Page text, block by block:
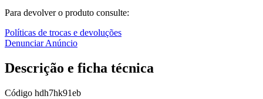
Para devolver o produto consulte:
Políticas de trocas e devoluções
Denunciar Anúncio
Descrição e ficha técnica
Código hdh7hk91eb